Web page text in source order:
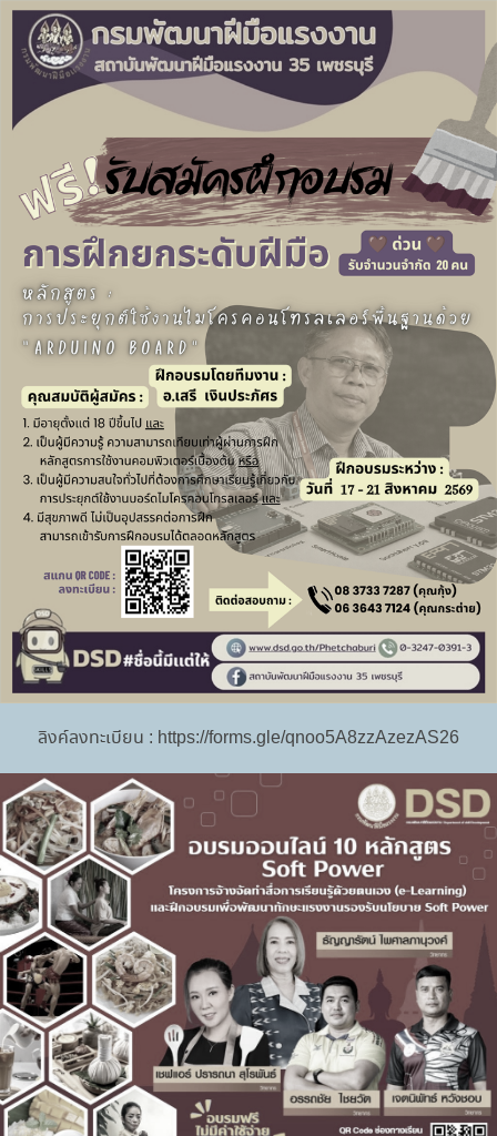
ประชาสัมพันธ์ + ดูทั้งหมด
สถาบันพัฒนาฝีมือแรงงาน 35 เพชรบุรี ดำเนินการกำกับดูแล
การทดสอบมาตรฐานฝีมือแรงงานแห่งชาติ ของศูนย์ทดสอบ
มาตรฐานฝีมือแรงงาน มหาวิทยาลัยราชภัฏเพชรบุรี สาขา ผู้
ประกอบอาหารไทย ระดับ 1
6 ส.ค. 2569
ลิงค์ลงทะเบียน : https://forms.gle/qnoo5A8zzAzezAS26